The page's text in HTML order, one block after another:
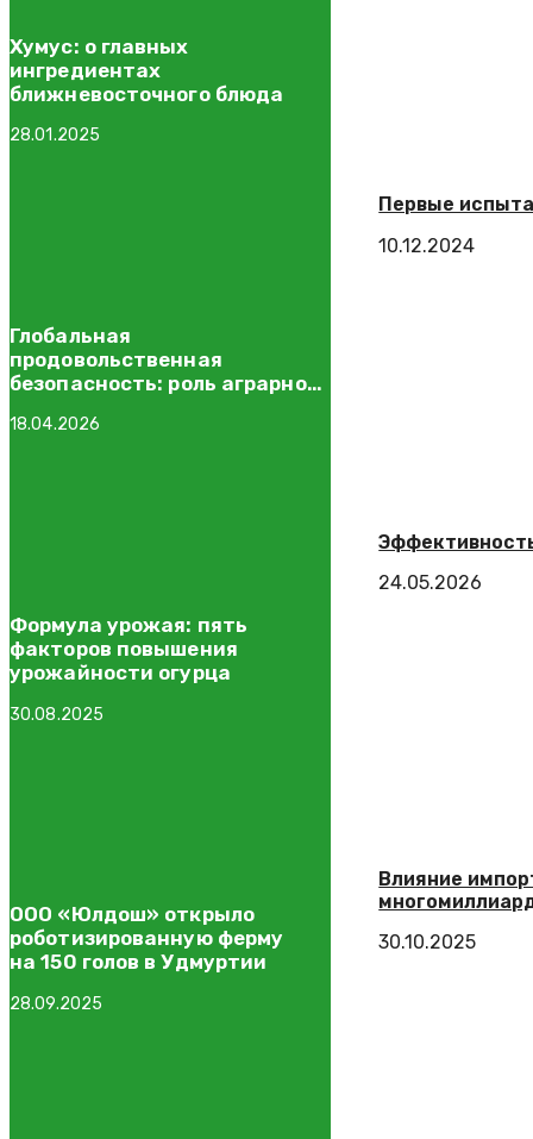
Первые
10.12.2024
24.05.2026
Влияние
30.10.2025
Хумус: о главных
ингредиентах
ближневосточного блюда
28.01.2025
Глобальная
продовольственная
безопасность: роль аграрного
18.04.2026
Формула урожая: пять
факторов повышения
урожайности огурца
30.08.2025
ООО «Юлдош» открыло
роботизированную ферму
на 150 голов в Удмуртии
28.09.2025